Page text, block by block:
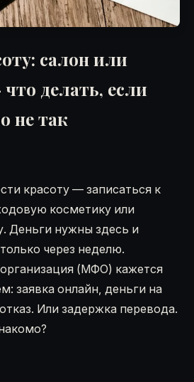
салон или
делать, если
не так
красоту — записаться к
косметику или
Деньги нужны здесь и
через неделю.
(МФО) кажется
заявка онлайн, деньги на
Или задержка перевода.